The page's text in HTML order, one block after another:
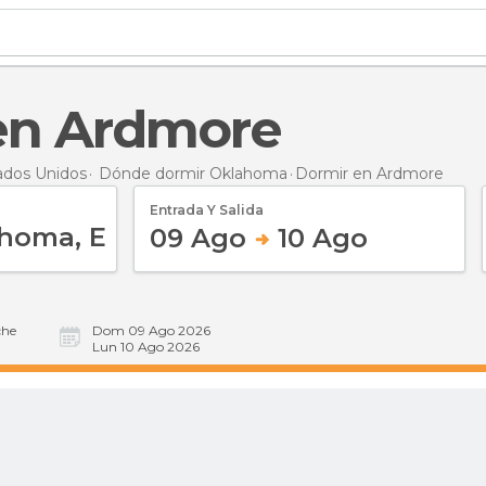
Ardmore
Unidos Dónde dormir Oklahoma Dormir en Ardmore
Entrada Y Salida
09 Ago 10 Ago
Dom 09 Ago 2026
Lun 10 Ago 2026